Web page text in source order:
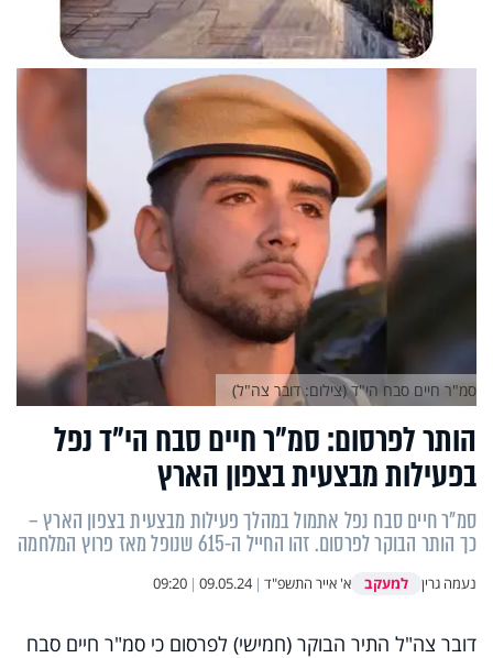
הותר לפרסום: סמ"ר חיים סבח הי"ד נפל
בפעילות מבצעית בצפון הארץ
סמ"ר חיים סבח נפל אתמול במהלך פעילות מבצעית בצפון הארץ –
כך הותר הבוקר לפרסום. זהו החייל ה-615 שנופל מאז פרוץ המלחמה
נעמה גרין למעקב א' אייר התשפ"ד |
09.05.24
|
09:20
סמ"ר חיים סבח הי"ד (צילום: דובר צה"ל)
דובר צה"ל התיר הבוקר (חמישי) לפרסום כי סמ"ר חיים סבח